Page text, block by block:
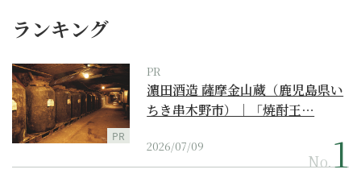
ランキング
PR
PR
濵田酒造 薩摩金山蔵（鹿児島県い
ちき串木野市）｜「焼酎王…
2026/07/09
No.